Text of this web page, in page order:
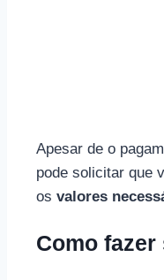
Apesar de o
pode solicitar que
osvalores
Como